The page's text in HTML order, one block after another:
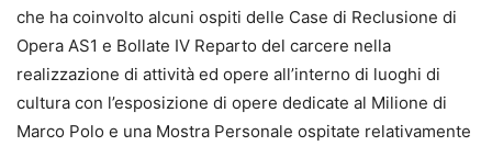
che ha coinvolto alcuni ospiti delle Case di Reclusione di
Opera AS1 e Bollate IV Reparto del carcere nella
realizzazione di attività ed opere all’interno di luoghi di
cultura con l’esposizione di opere dedicate al Milione di
Marco Polo e una Mostra Personale ospitate relativamente